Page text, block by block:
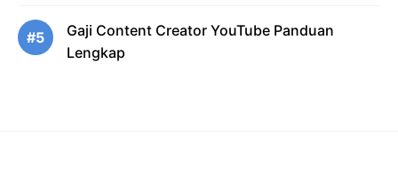
#5
Gaji Content Creator YouTube Panduan
Lengkap